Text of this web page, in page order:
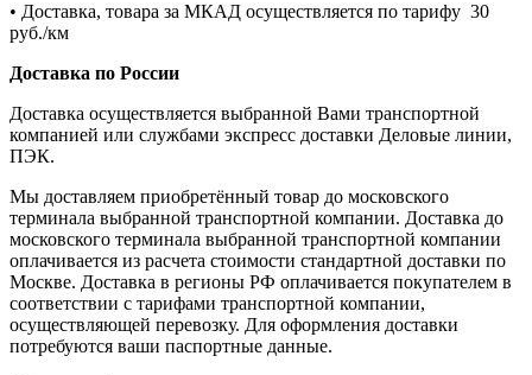
• Доставка, товара за МКАД осуществляется по тарифу 30
руб./км
Доставка по России
Доставка осуществляется выбранной Вами транспортной
компанией или службами экспресс доставки Деловые линии,
ПЭК.
Мы доставляем приобретённый товар до московского
терминала выбранной транспортной компании. Доставка до
московского терминала выбранной транспортной компании
оплачивается из расчета стоимости стандартной доставки по
Москве. Доставка в регионы РФ оплачивается покупателем в
соответствии с тарифами транспортной компании,
осуществляющей перевозку. Для оформления доставки
потребуются ваши паспортные данные.